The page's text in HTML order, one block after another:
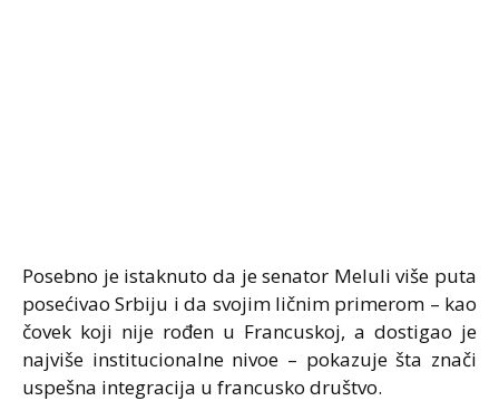
Posebno je istaknuto da je senator Meluli više puta
posećivao Srbiju i da svojim ličnim primerom – kao
čovek koji nije rođen u Francuskoj, a dostigao je
najviše institucionalne nivoe – pokazuje šta znači
uspešna integracija u francusko društvo.